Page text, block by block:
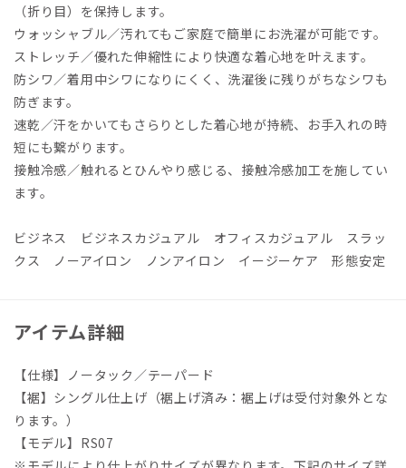
（折り目）を保持します。
ウォッシャブル／汚れてもご家庭で簡単にお洗濯が可能です。
ストレッチ／優れた伸縮性により快適な着心地を叶えます。
防シワ／着用中シワになりにくく、洗濯後に残りがちなシワも
防ぎます。
速乾／汗をかいてもさらりとした着心地が持続、お手入れの時
短にも繋がります。
接触冷感／触れるとひんやり感じる、接触冷感加工を施してい
ます。
ビジネス ビジネスカジュアル オフィスカジュアル スラッ
クス ノーアイロン ノンアイロン イージーケア 形態安定
アイテム詳細
【仕様】ノータック／テーパード
【裾】シングル仕上げ（裾上げ済み：裾上げは受付対象外とな
ります。）
【モデル】RS07